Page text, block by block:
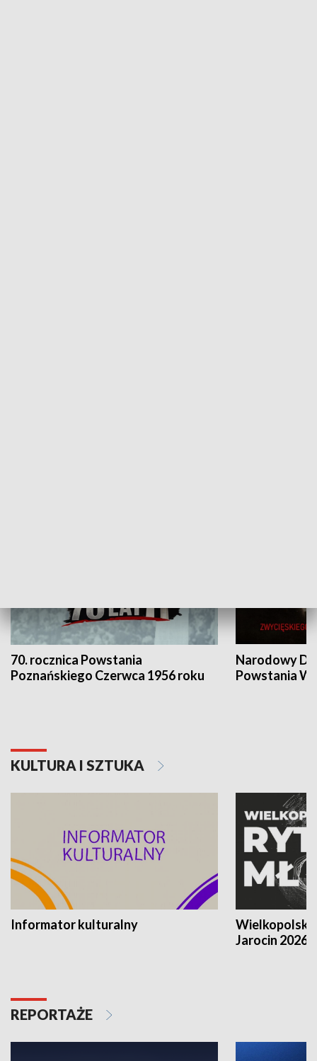
70. rocznica Powstania
Poznańskiego Czerwca 1956 roku
Narodowy
Powstania
KULTURA I SZTUKA
Informator kulturalny
Jarocin 2026
REPORTAŻE